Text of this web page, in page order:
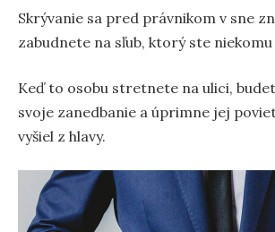
Skrývanie sa pred právnikom v sne
zabudnete na sľub, ktorý ste niekomu
Keď to osobu stretnete na ulici,
svoje zanedbanie a úprimne jej
vyšiel z hlavy.